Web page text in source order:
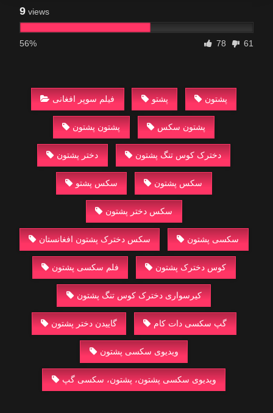
9 views
56% 78 61
فیلم سوپر افغانی پشتو پشتون
پشتون پشتون پشتون سکس
دختر پشتون دخترک کوس تنگ پشتون
سکس پشتو سکس پشتون
سکس دختر پشتون
سکس دخترک پشتون افغانستان سکسی پشتون
فلم سکسی پشتون کوس دخترک پشتون
کیرسواری دخترک کوس تنگ پشتون
گاییدن دختر پشتون گپ سکسی دات کام
ویدیوی سکسی پشتون
ویدیوی سکسی پشتون، پشتون، سکسی گپ